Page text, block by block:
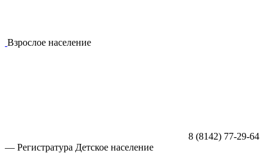
Взрослое население
8 (8142) 77-29-64
— Регистратура Детское население